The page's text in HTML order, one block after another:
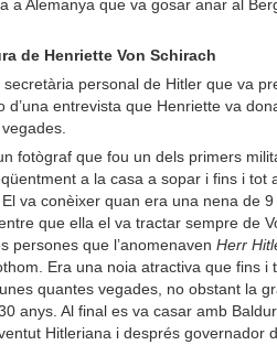
a Alemanya que va gosar anar al
de Henriette Von Schirach
personal de Hitler que va
d’una entrevista que Henriette va
fotògraf que fou un dels primers
a la casa a sopar i fins i tot
va conèixer quan era una nena de
que ella el va tractar sempre de
persones que l’anomenaven Herr
Era una noia atractiva que fins i
quantes vegades, no obstant la
anys. Al final es va casar amb
Hitleriana i després governador